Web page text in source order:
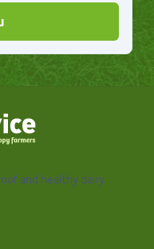
and healthy dairy